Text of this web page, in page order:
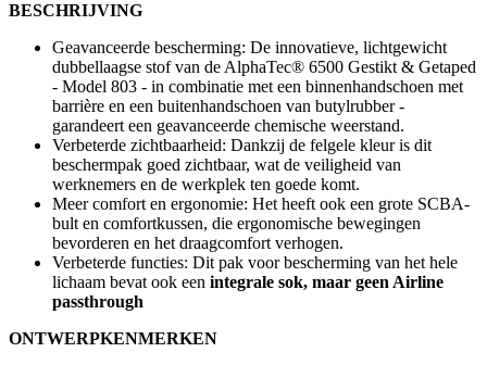
BESCHRIJVING
Geavanceerde bescherming: De innovatieve, lichtgewicht
dubbellaagse stof van de AlphaTec® 6500 Gestikt & Getaped
- Model 803 - in combinatie met een binnenhandschoen met
barrière en een buitenhandschoen van butylrubber -
garandeert een geavanceerde chemische weerstand.
Verbeterde zichtbaarheid: Dankzij de felgele kleur is dit
beschermpak goed zichtbaar, wat de veiligheid van
werknemers en de werkplek ten goede komt.
Meer comfort en ergonomie: Het heeft ook een grote SCBA-
bult en comfortkussen, die ergonomische bewegingen
bevorderen en het draagcomfort verhogen.
Verbeterde functies: Dit pak voor bescherming van het hele
lichaam bevat ook een integrale sok, maar geen Airline
passthrough
ONTWERPKENMERKEN